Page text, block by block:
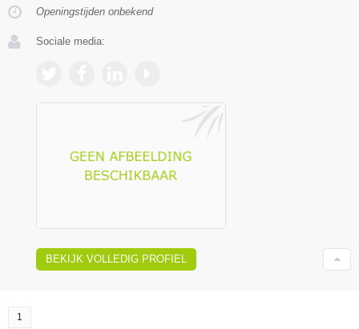
Openingstijden onbekend
Sociale media:
BEKIJK VOLLEDIG PROFIEL
1